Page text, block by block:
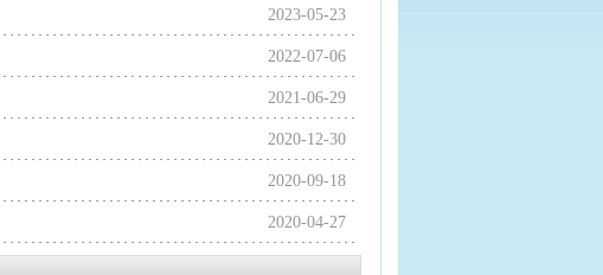
2023-05-23
2022-07-06
2021-06-29
2020-12-30
2020-09-18
2020-04-27